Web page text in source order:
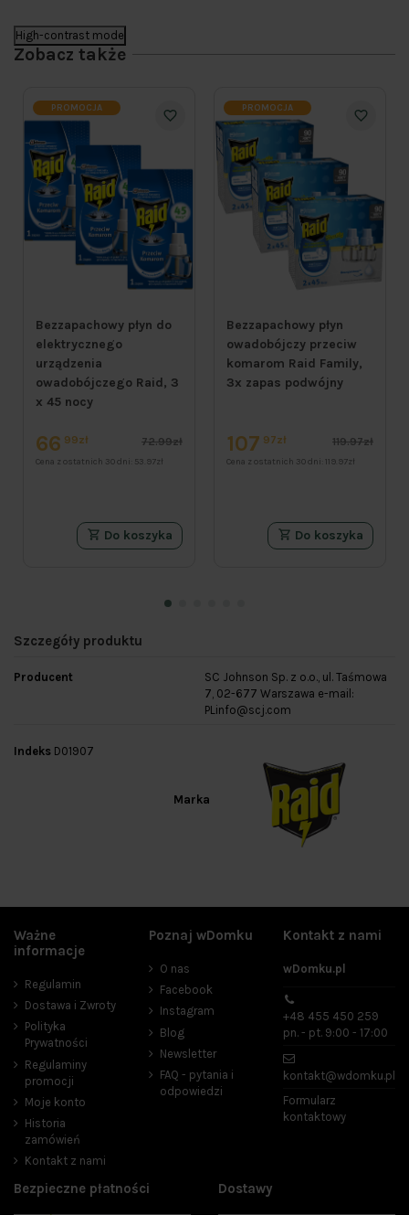
High-contrast mode
Zobacz także
PROMOCJA
Bezzapachowy płyn do
elektrycznego
urządzenia
owadobójczego Raid, 3
x 45 nocy
66 99zł 72.99zł
Cena z ostatnich 30 dni: 53.97zł
Do koszyka
PROMOCJA
Bezzapachowy płyn
owadobójczy przeciw
komarom Raid Family,
3x zapas podwójny
107 97zł 119.97zł
Cena z ostatnich 30 dni: 119.97zł
Do koszyka
Szczegóły produktu
Producent
SC Johnson Sp. z o.o., ul. Taśmowa
7, 02-677 Warszawa e-mail:
PLinfo@scj.com
Marka
Indeks D01907
Ważne
informacje
Regulamin
Dostawa i Zwroty
Polityka
Prywatności
Regulaminy
promocji
Moje konto
Historia
zamówień
Kontakt z nami
Poznaj wDomku
O nas
Facebook
Instagram
Blog
Newsletter
FAQ - pytania i
odpowiedzi
Kontakt z nami
wDomku.pl
+48 455 450 259
pn. - pt. 9:00 - 17:00
kontakt@wdomku.pl
Formularz
kontaktowy
Bezpieczne płatności Dostawy